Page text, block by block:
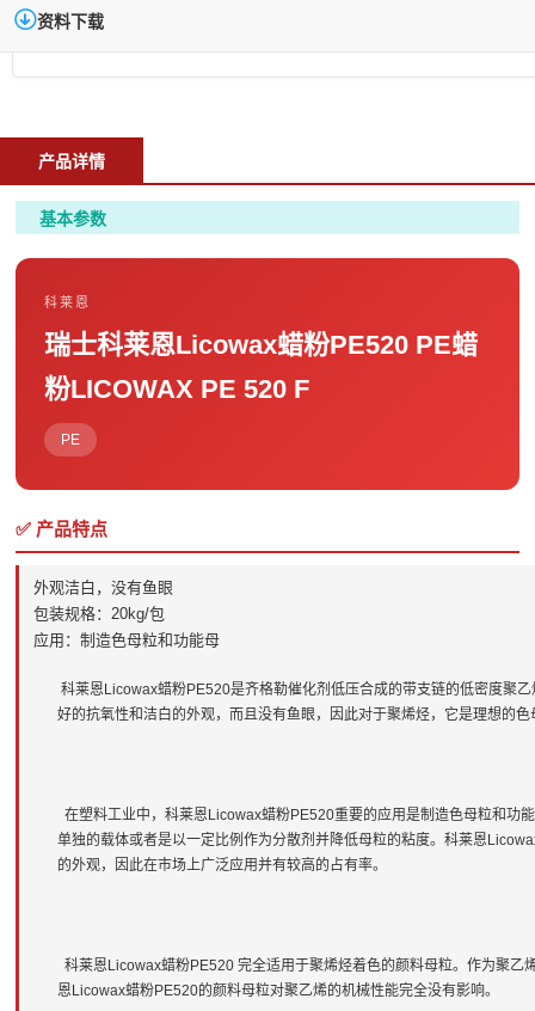
资料下载
产品详情
基本参数
科莱恩
瑞士科莱恩Licowax蜡粉PE520 PE蜡
粉LICOWAX PE 520 F
PE
✅ 产品特点
外观洁白，没有鱼眼
包装规格：20kg/包
应用：制造色母粒和功能母
科莱恩Licowax蜡粉PE520是齐格勒催化剂低压合成的带支链的低密度聚
好的抗氧性和洁白的外观，而且没有鱼眼，因此对于聚烯烃，它是理想的
在塑料工业中，科莱恩Licowax蜡粉PE520重要的应用是制造色母粒和功
单独的载体或者是以一定比例作为分散剂并降低母粒的粘度。科莱恩
的外观，因此在市场上广泛应用并有较高的占有率。
科莱恩Licowax蜡粉PE520 完全适用于聚烯烃着色的颜料母粒。作为聚
恩Licowax蜡粉PE520的颜料母粒对聚乙烯的机械性能完全没有影响。